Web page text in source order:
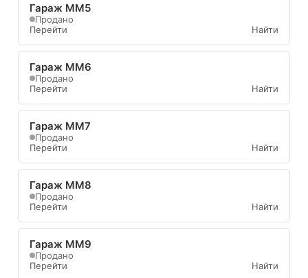
Гараж ММ5
Продано
Перейти
Найти
Гараж ММ6
Продано
Перейти
Найти
Гараж ММ7
Продано
Перейти
Найти
Гараж ММ8
Продано
Перейти
Найти
Гараж ММ9
Продано
Перейти
Найти